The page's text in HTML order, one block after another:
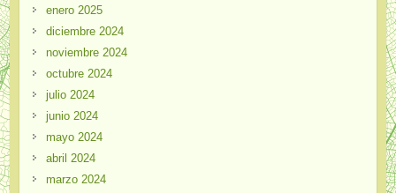
enero 2025
diciembre 2024
noviembre 2024
octubre 2024
julio 2024
junio 2024
mayo 2024
abril 2024
marzo 2024